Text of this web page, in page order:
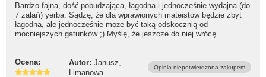
Bardzo fajna, dość pobudzająca, łagodna i jednocześnie wydajna (do
7 zalań) yerba. Sądzę, że dla wprawionych mateistów będzie zbyt
łagodna, ale jednocześnie może być taką odskocznią od
mocniejszych gatunków ;) Myślę, że jeszcze do niej wrócę.
Ocena: Autor: Janusz,
Limanowa
Opinia niepotwierdzona zakupem